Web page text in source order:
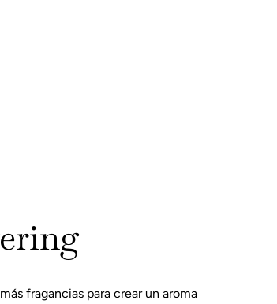
fragancias para crear un aroma